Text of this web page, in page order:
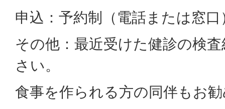
申込：予約制（電話または窓口
その他：最近受けた健診の検
さい。
食事を作られる方の同伴もお